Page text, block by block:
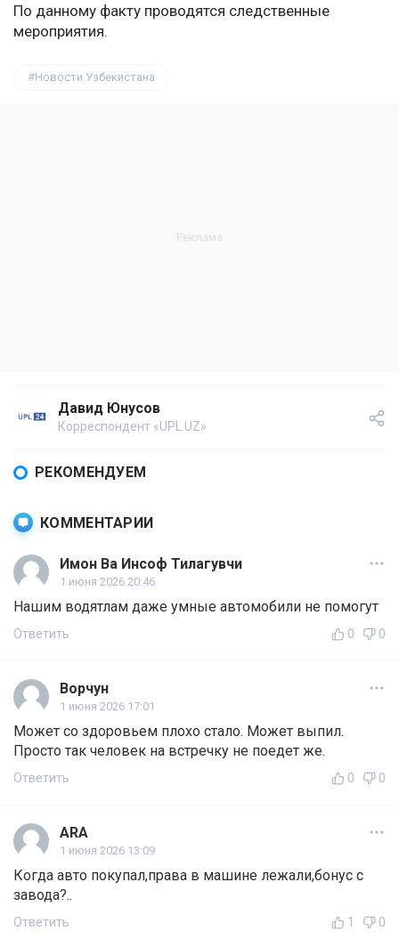
По данному факту проводятся следственные
мероприятия.
Новости Узбекистана
Давид Юнусов
Корреспондент «UPL.UZ»
РЕКОМЕНДУЕМ
КОММЕНТАРИИ
Имон Ва Инсоф Тилагувчи
1 июня 2026 20:46
Нашим водятлам даже умные автомобили не помогут
Ответить 0 0
Ворчун
1 июня 2026 17:01
Может со здоровьем плохо стало. Может выпил.
Просто так человек на встречку не поедет же.
Ответить 0 0
ARA
1 июня 2026 13:09
Когда авто покупал,права в машине лежали,бонус с
завода?..
Ответить 1 0